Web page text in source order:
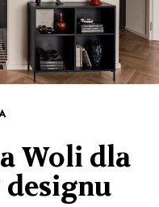
Woli dla